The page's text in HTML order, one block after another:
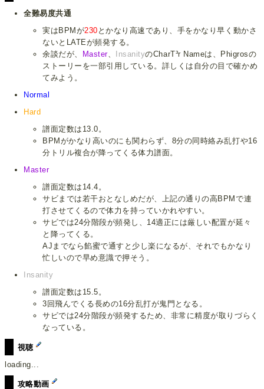
全難易度共通
実はBPMが230 とかなり高速であり、手をかなり早く動かさ
ないとLATEが頻発する。
余談だが、 Master、 InsanityのCharT³r Nameは、Phigrosの
ストーリーを一部引用している。詳しくは自分の目で確かめ
てみよう。
Normal
Hard
譜面定数は13.0。
BPMがかなり高いのにも関わらず、8分の同時絡み乱打や16
分トリル複合が降ってくる体力譜面。
Master
譜面定数は14.4。
サビまでは若干おとなしめだが、上記の通りの高BPMで連
打させてくるので体力を持っていかれやすい。
サビでは24分階段が頻発し、14適正には厳しい配置が延々
と降ってくる。
AJまでなら餡蜜で通すと少し楽になるが、それでもかなり
忙しいので早め意識で押そう。
Insanity
譜面定数は15.5。
3回飛んでくる長めの16分乱打が鬼門となる。
サビでは24分階段が頻発するため、非常に精度が取りづらく
なっている。
視聴
loading...
攻略動画